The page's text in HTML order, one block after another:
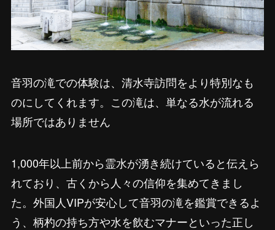
音羽の滝での体験は、清水寺訪問をより特別なも
のにしてくれます。この滝は、単なる水が流れる
場所ではありません
1,000年以上前から霊水が湧き続けていると伝えら
れており、古くから人々の信仰を集めてきまし
た。外国人VIPが安心して音羽の滝を鑑賞できるよ
う、柄杓の持ち方や水を飲むマナーといった正し